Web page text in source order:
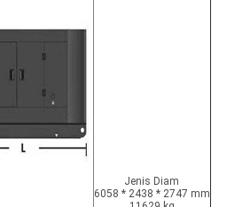
Jenis Diam
6058 * 2438 * 2747 mm